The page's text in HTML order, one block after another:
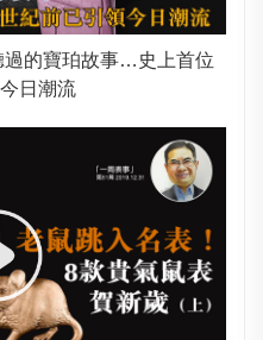
過的寶珀故事…史上首位
日潮流